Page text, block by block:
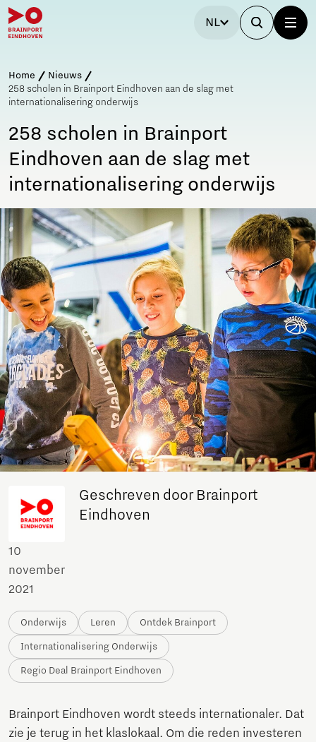
NL
Home
Nieuws
258 scholen in Brainport Eindhoven aan de slag met
internationalisering onderwijs
258 scholen in Brainport
Eindhoven aan de slag met
internationalisering onderwijs
Geschreven door Brainport
Eindhoven
10
november
2021
Onderwijs Leren Ontdek Brainport
Internationalisering Onderwijs
Regio Deal Brainport Eindhoven
Brainport Eindhoven wordt steeds internationaler. Dat
zie je terug in het klaslokaal. Om die reden investeren